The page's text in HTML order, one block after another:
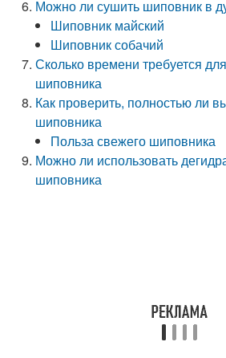
Можно ли сушить шиповник в
Шиповник майский
Шиповник собачий
Сколько времени требуется
шиповника
Как проверить, полностью ли
шиповника
Польза свежего шиповника
Можно ли использовать
шиповника